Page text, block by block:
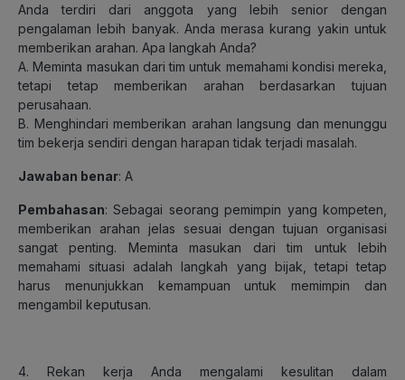
Anda terdiri dari anggota yang lebih senior dengan
pengalaman lebih banyak. Anda merasa kurang yakin untuk
memberikan arahan. Apa langkah Anda?
A. Meminta masukan dari tim untuk memahami kondisi mereka,
tetapi tetap memberikan arahan berdasarkan tujuan
perusahaan.
B. Menghindari memberikan arahan langsung dan menunggu
tim bekerja sendiri dengan harapan tidak terjadi masalah.
Jawaban benar: A
Pembahasan: Sebagai seorang pemimpin yang kompeten,
memberikan arahan jelas sesuai dengan tujuan organisasi
sangat penting. Meminta masukan dari tim untuk lebih
memahami situasi adalah langkah yang bijak, tetapi tetap
harus menunjukkan kemampuan untuk memimpin dan
mengambil keputusan.
4. Rekan kerja Anda mengalami kesulitan dalam